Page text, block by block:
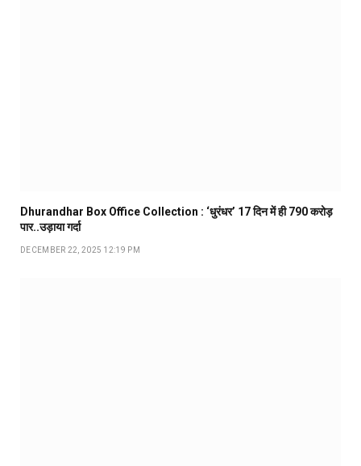
Dhurandhar Box Office Collection : ‘धुरंधर’ 17 दिन में ही ₹790 करोड़
पार..उड़ाया गर्दा
DECEMBER 22, 2025 12:19 PM